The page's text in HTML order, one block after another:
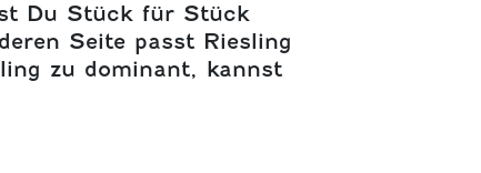
Du Stück für Stück
Seite passt Riesling
zu dominant, kannst